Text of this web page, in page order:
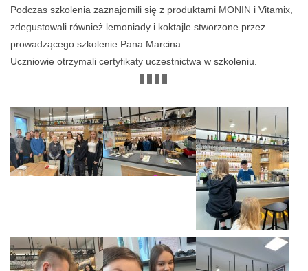
Podczas szkolenia zaznajomili się z produktami MONIN i Vitamix,
zdegustowali również lemoniady i koktajle stworzone przez
prowadzącego szkolenie Pana Marcina.
Uczniowie otrzymali certyfikaty uczestnictwa w szkoleniu.